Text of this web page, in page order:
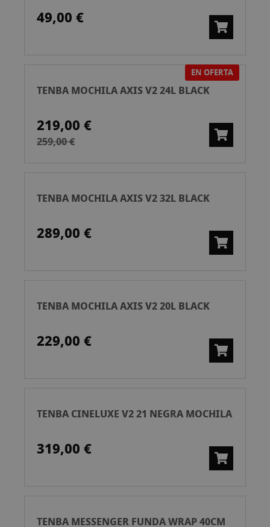
49,00 €
EN OFERTA
TENBA MOCHILA AXIS V2 24L BLACK
219,00 €
259,00 €
TENBA MOCHILA AXIS V2 32L BLACK
289,00 €
TENBA MOCHILA AXIS V2 20L BLACK
229,00 €
TENBA CINELUXE V2 21 NEGRA MOCHILA
319,00 €
TENBA MESSENGER FUNDA WRAP 40CM